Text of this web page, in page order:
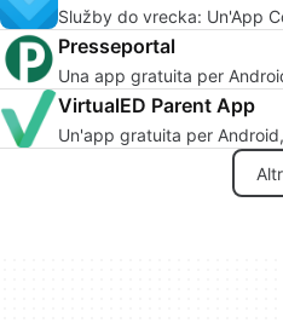
Služby do vrecka: Un'App
Presseportal
Una app gratuita per
VirtualED Parent App
Un'app gratuita per Android,